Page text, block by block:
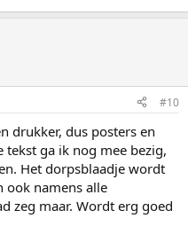
#10
drukker, dus posters en
tekst ga ik nog mee bezig,
Het dorpsblaadje wordt
ook namens alle
zeg maar. Wordt erg goed